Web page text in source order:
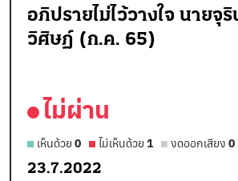
อภิปรายไม่ไว้วางใจ นาย
วิศิษฏ์ (ก.ค. 65)
ไม่ผ่าน
เห็นด้วย 0 ไม่เห็นด้วย 1 งดออกเสียง 0
23.7.2022